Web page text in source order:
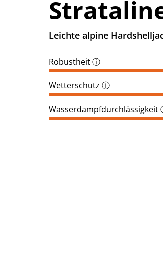
Leichte alpine
Robustheitⓘ
Wetterschutz ⓘ
Wasserdampfdurchlässigkeit